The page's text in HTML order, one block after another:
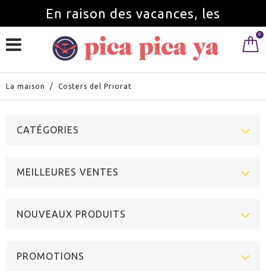
En raison des vacances, les
commandes seront servies à partir du 0
La maison / Costers del Priorat
CATÉGORIES
MEILLEURES VENTES
NOUVEAUX PRODUITS
PROMOTIONS